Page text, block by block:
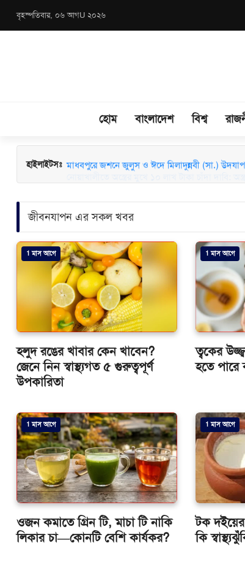
বৃহস্পতিবার, ০৬ আগU ২০২৬
হোম বাংলাদেশ বিশ্ব
হাইলাইটসঃ মাধবপুরে জশনে জুলুস ও ঈদে মিলাদুন্নবী (সা.)
জীবনযাপন এর সকল খবর
1 মাস আগে
হলুদ রঙের খাবার কেন খাবেন?
জেনে নিন স্বাস্থ্যগত ৫ গুরুত্বপূর্ণ
উপকারিতা
1 মাস আগে
ত্বকের
হতে
1 মাস আগে
ওজন কমাতে গ্রিন টি, মাচা টি নাকি
লিকার চা—কোনটি বেশি কার্যকর?
1 মাস আগে
টক দইয়ের
কি